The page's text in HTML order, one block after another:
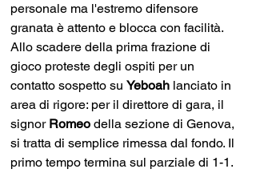
personale ma l'estremo difensore
granata è attento e blocca con facilità.
Allo scadere della prima frazione di
gioco proteste degli ospiti per un
contatto sospetto su Yeboah lanciato in
area di rigore: per il direttore di gara, il
signor Romeo della sezione di Genova,
si tratta di semplice rimessa dal fondo. Il
primo tempo termina sul parziale di 1-1.